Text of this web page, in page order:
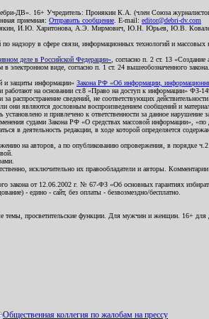
ДВ». 16+ Учредитель: Пронякин К.А. (член Союза
приемная: Отправить сообщение . E-mail: editor@debri-dv.com
Пронякин, И.Ю. Харитонова, А.Э. Мирмович, Ю.Н. Юрьев, Ю.В.
надзору в сфере связи, информационных технологий и
деле в Российской Федерации» , согласно п. 2 ст. 13
виде, согласно п. 1 ст. 24 вышеобозначенного
и защиты информации» Закона РФ «Об информации,
работают на основании ст.8 «Право на доступ к информации» ФЗ-
сведений, не соответствующих
являются дословным воспроизведением сообщений и
и привлечено к ответственности за данное нарушение
судами Закона РФ «О средствах массовой информации»,
в деятельность редакции, в ходе которой определяется
на авторов, а по опубликованию опровержения, в порядке
исключительно их правообладатели и авторы.
закона от 12.06.2002 г. № 67-ФЗ «Об основных гарантиях
- едино - сайт, без оплаты - безвозмездно/бесплатно.
темы, просветительские функции. Для мужчин и женщин. 16+ для